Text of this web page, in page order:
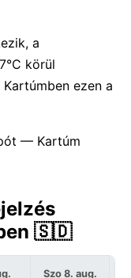
a
körül
ezen a
— Kartúm
🇸🇩
Szo 8. aug.